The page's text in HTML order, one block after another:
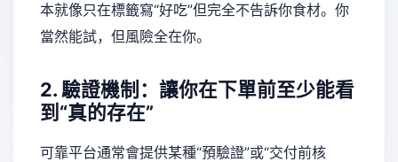
本就像只在標籤寫“好吃”但完全不告訴你食材。你
當然能試，但風險全在你。
2. 驗證機制：讓你在下單前至少能看
到“真的存在”
可靠平台通常會提供某種“預驗證”或“交付前核